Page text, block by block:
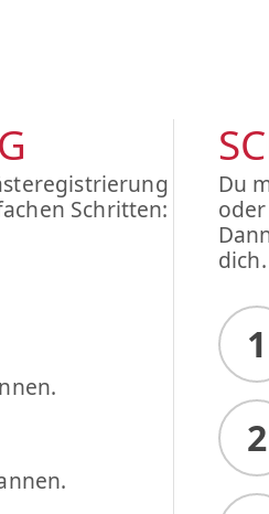
Schritten:
Du
dich.
1
2